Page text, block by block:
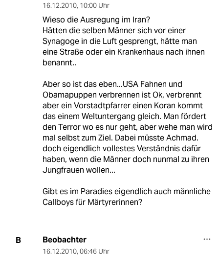
16.12.2010, 10:00 Uhr
Wieso die Ausregung im Iran?
Hätten die selben Männer sich vor einer
Synagoge in die Luft gesprengt, hätte man
eine Straße oder ein Krankenhaus nach ihnen
benannt..
Aber so ist das eben...USA Fahnen und
Obamapuppen verbrennen ist Ok, verbrennt
aber ein Vorstadtpfarrer einen Koran kommt
das einem Weltuntergang gleich. Man fördert
den Terror wo es nur geht, aber wehe man wird
mal selbst zum Ziel. Dabei müsste Achmad.
doch eigendlich vollestes Verständnis dafür
haben, wenn die Männer doch nunmal zu ihren
Jungfrauen wollen...
Gibt es im Paradies eigendlich auch männliche
Callboys für Märtyrerinnen?
B Beobachter
16.12.2010, 06:46 Uhr